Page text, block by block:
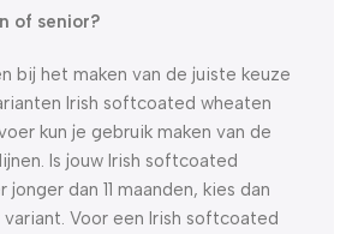
of senior?
bij het maken van de juiste keuze
Irish softcoated wheaten
kun je gebruik maken van de
Is jouw Irish softcoated
dan 11 maanden, kies dan
Voor een Irish softcoated